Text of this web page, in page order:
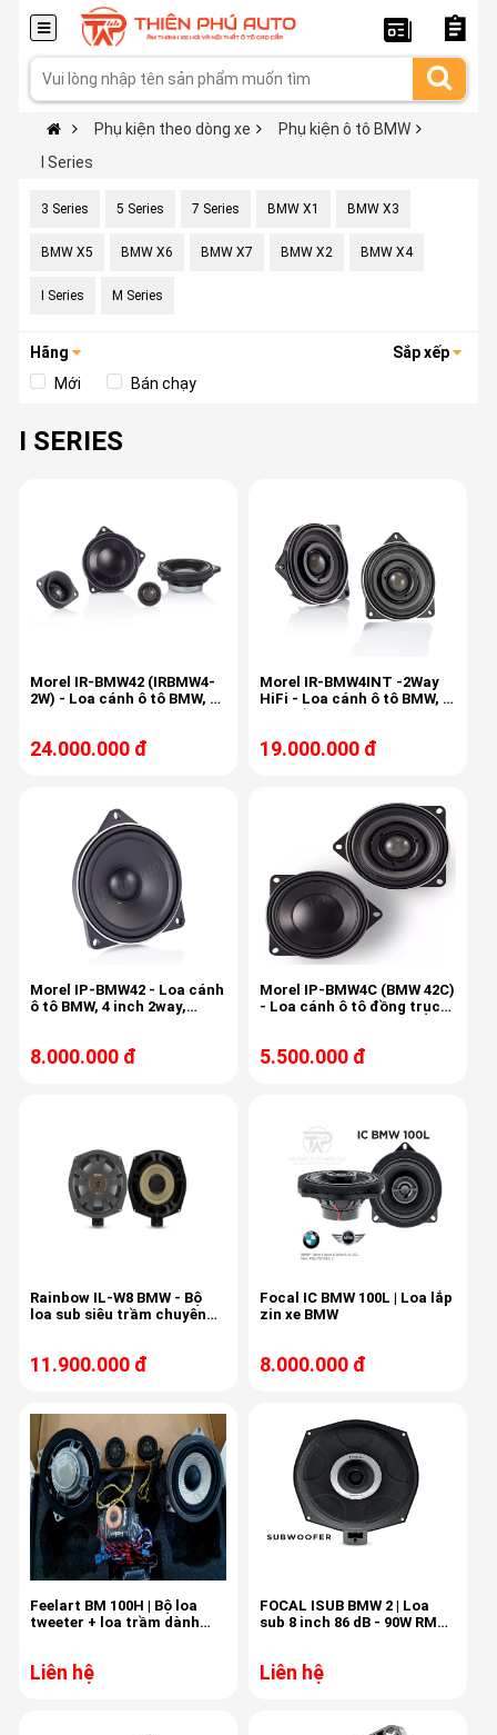
Phụ kiện theo dòng xe
Phụ kiện ô tô BMW
I Series
3 Series 5 Series 7 Series BMW X1 BMW X3
BMW X5 BMW X6 BMW X7 BMW X2 BMW X4
I Series M Series
Hãng
Sắp xếp
Mới
Bán chạy
I SERIES
Morel IR-BMW42 (IRBMW4-
2W) - Loa cánh ô tô BMW, 4
24.000.000 đ
Morel IR-BMW4INT -2Way
HiFi - Loa cánh ô tô BMW, 4
19.000.000 đ
Morel IP-BMW42 - Loa cánh
ô tô BMW, 4 inch 2way,
8.000.000 đ
Morel IP-BMW4C (BMW 42C)
- Loa cánh ô tô đồng trục
5.500.000 đ
Rainbow IL-W8 BMW - Bộ
loa sub siêu trầm chuyên
11.900.000 đ
Focal IC BMW 100L | Loa lắp
zin xe BMW
8.000.000 đ
Feelart BM 100H | Bộ loa
tweeter + loa trầm dành
Liên hệ
FOCAL ISUB BMW 2 | Loa
sub 8 inch 86 dB - 90W RMS
Liên hệ